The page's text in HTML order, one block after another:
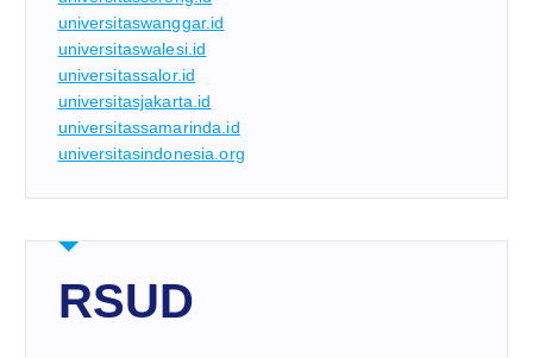
universitaswanggar.id
universitaswalesi.id
universitassalor.id
universitasjakarta.id
universitassamarinda.id
universitasindonesia.org
RSUD